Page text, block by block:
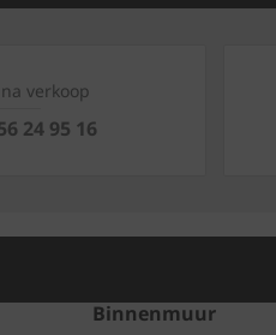
verkoop
24 95 16
Binnenmuur